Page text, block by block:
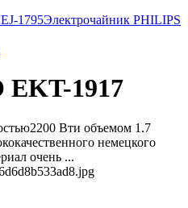
1795Электрочайник PHILIPS
EKT-1917
Вти объемом 1.7
немецкого
очень ...